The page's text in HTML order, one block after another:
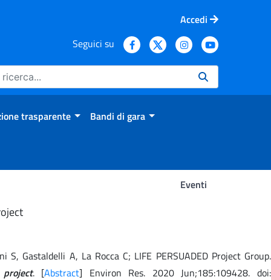
Accedi
Seguici su
trasparente Bandi di gara
Eventi
Gastaldelli A, La Rocca C; LIFE PERSUADED Project Group.
. [Abstract] Environ Res. 2020 Jun;185:109428. doi: